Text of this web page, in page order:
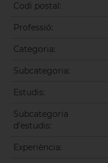
Codi postal:
Professió:
Categoria:
Subcategoria:
Estudis:
Subcategoria
d'estudis:
Experiència: